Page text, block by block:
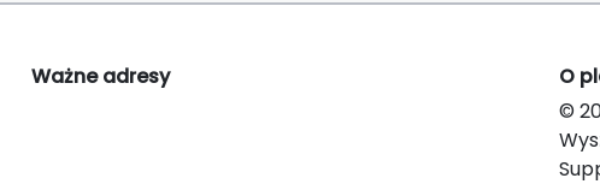
Ważne adresy
O
©